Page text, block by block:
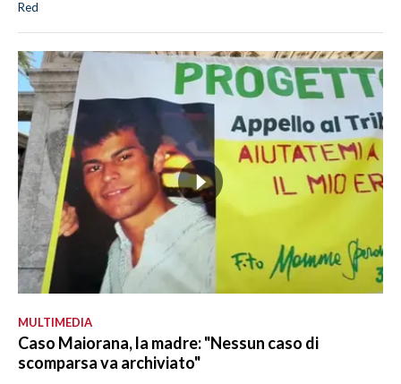
Red
MULTIMEDIA
Caso Maiorana, la madre: "Nessun caso di
scomparsa va archiviato"